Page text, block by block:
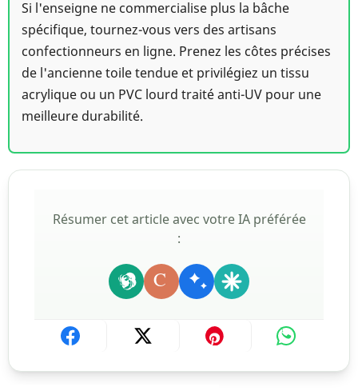
Si l'enseigne ne commercialise plus la bâche
spécifique, tournez-vous vers des artisans
confectionneurs en ligne. Prenez les côtes précises
de l'ancienne toile tendue et privilégiez un tissu
acrylique ou un PVC lourd traité anti-UV pour une
meilleure durabilité.
Résumer cet article avec votre IA préférée
:
C